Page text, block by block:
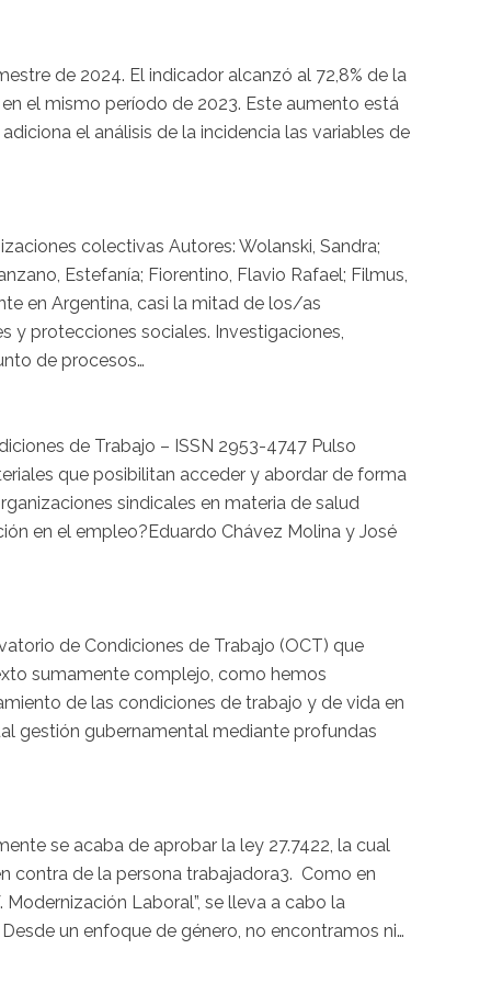
de 2024. El indicador alcanzó al 72,8% de la
el mismo período de 2023. Este aumento está
el análisis de la incidencia las variables de
colectivas Autores: Wolanski, Sandra;
Estefanía; Fiorentino, Flavio Rafael; Filmus,
en Argentina, casi la mitad de los/as
y protecciones sociales. Investigaciones,
de procesos…
de Trabajo – ISSN 2953-4747 Pulso
que posibilitan acceder y abordar de forma
sindicales en materia de salud
en el empleo?Eduardo Chávez Molina y José
de Condiciones de Trabajo (OCT) que
sumamente complejo, como hemos
de las condiciones de trabajo y de vida en
gestión gubernamental mediante profundas
se acaba de aprobar la ley 27.7422, la cual
contra de la persona trabajadora3. Como en
Laboral”, se lleva a cabo la
un enfoque de género, no encontramos ni…